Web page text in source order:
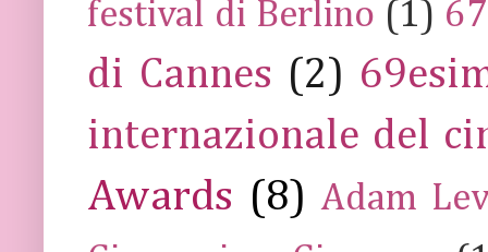
festival di Berlino (1)
di Cannes (2)
internazionale del
Awards (8) Adam